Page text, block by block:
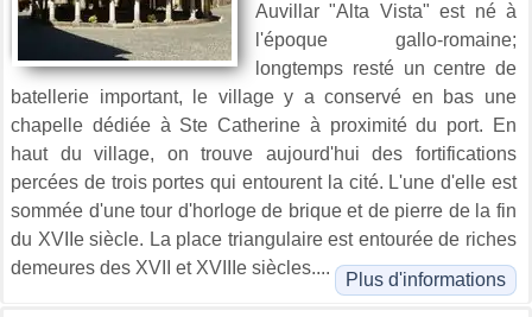
Auvillar "Alta Vista" est né à
l'époque gallo-romaine;
longtemps resté un centre de
batellerie important, le village y a conservé en bas une
chapelle dédiée à Ste Catherine à proximité du port. En
haut du village, on trouve aujourd'hui des fortifications
percées de trois portes qui entourent la cité. L'une d'elle est
sommée d'une tour d'horloge de brique et de pierre de la fin
du XVIIe siècle. La place triangulaire est entourée de riches
demeures des XVII et XVIIIe siècles....
Plus d'informations